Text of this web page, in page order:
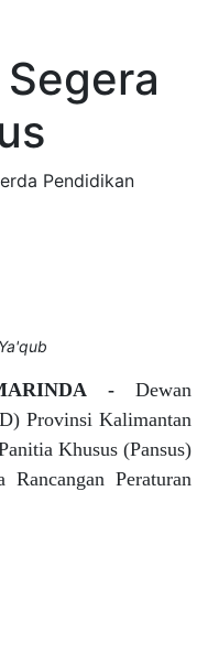
Pendidikan
- Dewan
Provinsi Kalimantan
Khusus (Pansus)
Rancangan Peraturan